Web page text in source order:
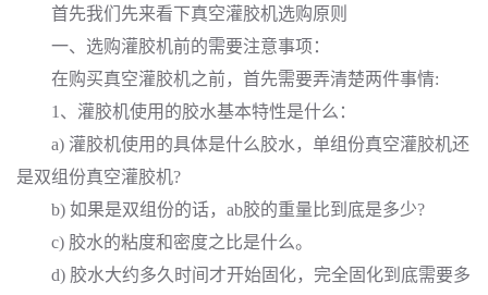
首先我们先来看下真空灌胶机选购原则
一、选购灌胶机前的需要注意事项：
在购买真空灌胶机之前，首先需要弄清楚两件事情:
1、灌胶机使用的胶水基本特性是什么：
a) 灌胶机使用的具体是什么胶水，单组份真空灌胶机还
是双组份真空灌胶机?
b) 如果是双组份的话，ab胶的重量比到底是多少?
c) 胶水的粘度和密度之比是什么。
d) 胶水大约多久时间才开始固化，完全固化到底需要多